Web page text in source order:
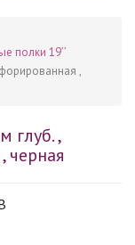
полки 19’’
,
глуб. ,
черная